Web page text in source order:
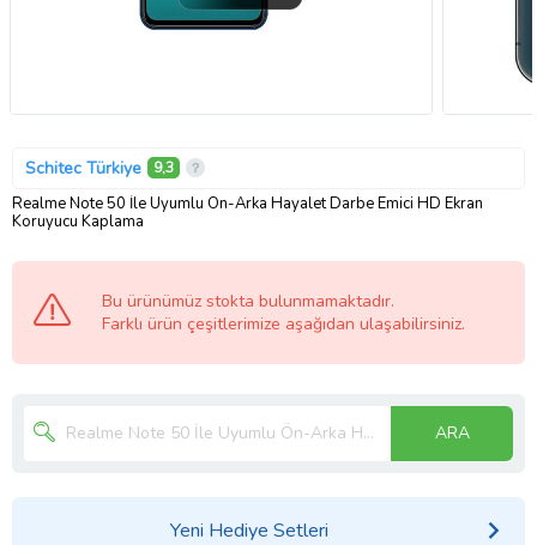
Schitec Türkiye 9,3
Realme Note 50 İle Uyumlu Ön-Arka Hayalet Darbe Emici HD Ekran
Koruyucu Kaplama
Bu ürünümüz stokta bulunmamaktadır.
Farklı ürün çeşitlerimize aşağıdan ulaşabilirsiniz.
ARA
Yeni Hediye Setleri